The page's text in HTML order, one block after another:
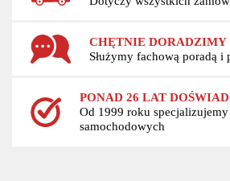
CHĘTNIE DORADZIMY
Służymy fachową poradą i
PONAD 26 LAT
Od 1999 roku
samochodowych